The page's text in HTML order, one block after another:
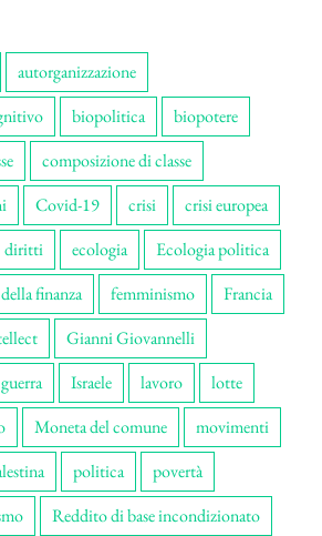
autorganizzazione
biopolitica
biopotere
composizione di classe
Covid-19 crisi
crisi europea
diritti ecologia
Ecologia politica
finanza femminismo
Francia
Gianni Giovannelli
guerra Israele lavoro
lotte
Moneta del comune
movimenti
politica
povertà
Reddito di base incondizionato